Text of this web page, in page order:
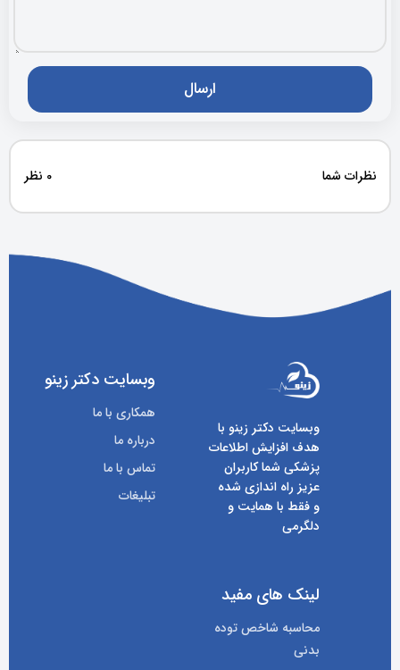
نظرات شما 0 نظر
وبسایت دکتر زینو با
هدف افزایش اطلاعات
پزشکی شما کاربران
عزیز راه اندازی شده
و فقط با همایت و
دلگرمی
وبسایت دکتر زینو
همکاری با ما
درباره ما
تماس با ما
تبلیغات
لینک های مفید
محاسبه شاخص توده
بدنی